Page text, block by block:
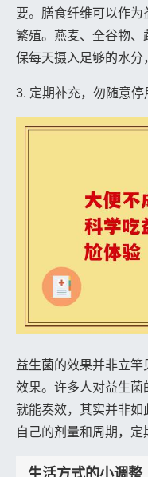
要。膳食纤维可以作为
繁殖。燕麦、全谷物、
保每天摄入足够的水分
3. 定期补充，勿随意停
益生菌的效果并非立
效果。许多人对益生菌
就能奏效，其实并非
自己的剂量和周期，定
生活方式的小调整